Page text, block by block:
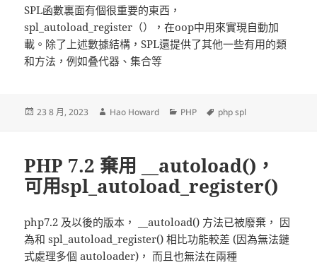
SPL函數裏面有個很重要的東西，
spl_autoload_register（），在oop中用來實現自動加
載。除了上述數據結構，SPL還提供了其他一些有用的類
和方法，例如叠代器、集合等
發
23 8 月, 2023
作
Hao Howard
分
PHP
標
php spl
PHP 7.2 棄用 __autoload()，
可用spl_autoload_register()
php7.2 及以後的版本， __autoload() 方法已被廢棄， 因
為和 spl_autoload_register() 相比功能較差 (因為無法鏈
式處理多個 autoloader)， 而且也無法在兩種